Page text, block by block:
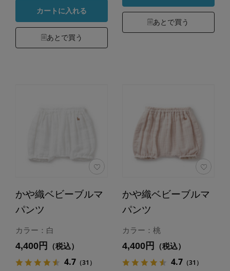
カートに入れる
あとで買う
あとで買う
かや織ベビーブルマ
パンツ
カラー：白
4,400円 （税込）
4.7（31）
かや織ベビーブルマ
パンツ
カラー：桃
4,400円 （税込）
4.7（31）